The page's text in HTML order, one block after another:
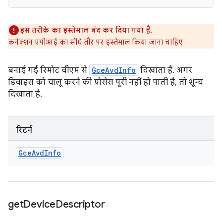
इस तरीके का इस्तेमाल बंद कर दिया गया है.
कनेक्शन एपीआई का सीधे तौर पर इस्तेमाल किया जाना चाहिए
बनाई गई रिमोट वीएम से GceAvdInfo दिखाता है. अगर
डिवाइस को चालू करने की प्रोसेस पूरी नहीं हो पाती है, तो शून्य
दिखाता है.
रिटर्न
GceAvdInfo
getDeviceDescriptor